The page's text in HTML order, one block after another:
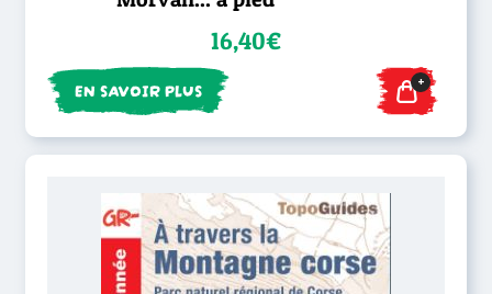
16,40€
EN SAVOIR PLUS +